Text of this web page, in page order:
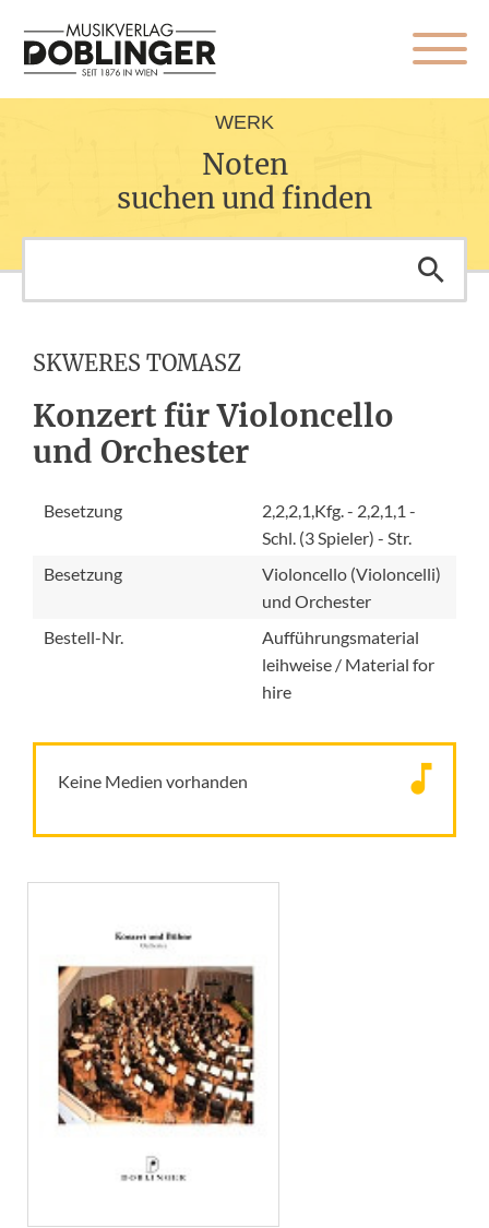
WERK
Noten
suchen und finden
SKWERES TOMASZ
Konzert für Violoncello
und Orchester
Besetzung
2,2,2,1,Kfg. - 2,2,1,1 -
Schl. (3 Spieler) - Str.
Besetzung
Violoncello (Violoncelli)
und Orchester
Bestell-Nr.
Aufführungsmaterial
leihweise / Material for
hire
Keine Medien vorhanden